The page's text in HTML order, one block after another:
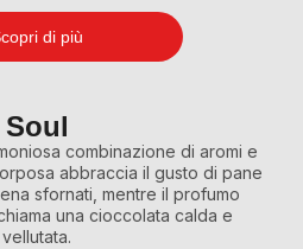
di più
Soul
combinazione di aromi e
abbraccia il gusto di pane
sfornati, mentre il profumo
una cioccolata calda e
vellutata.